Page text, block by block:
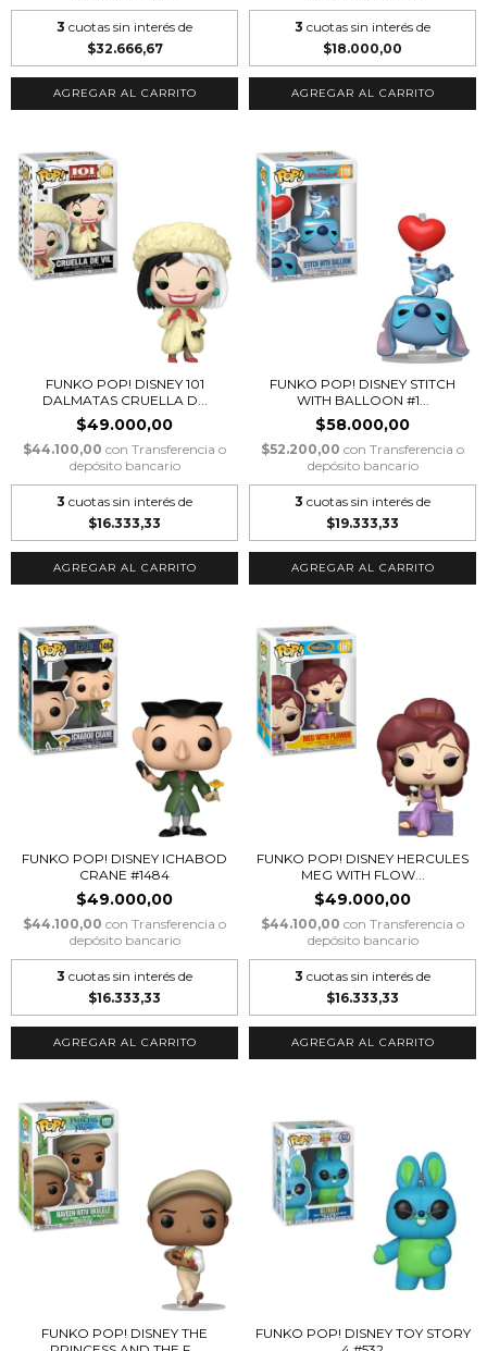
3 cuotas sin interés de
$32.666,67
3 cuotas sin interés de
$18.000,00
FUNKO POP! DISNEY 101
DALMATAS CRUELLA D...
$49.000,00
$44.100,00 con Transferencia o
depósito bancario
3 cuotas sin interés de
$16.333,33
FUNKO POP! DISNEY STITCH
WITH BALLOON #1...
$58.000,00
$52.200,00 con Transferencia o
depósito bancario
3 cuotas sin interés de
$19.333,33
FUNKO POP! DISNEY ICHABOD
CRANE #1484
$49.000,00
$44.100,00 con Transferencia o
depósito bancario
3 cuotas sin interés de
$16.333,33
FUNKO POP! DISNEY HERCULES
MEG WITH FLOW...
$49.000,00
$44.100,00 con Transferencia o
depósito bancario
3 cuotas sin interés de
$16.333,33
FUNKO POP! DISNEY THE
FUNKO POP! DISNEY TOY STORY